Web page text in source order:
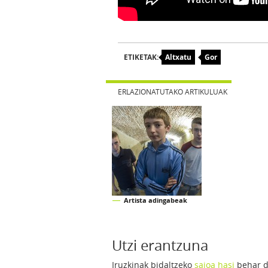
ETIKETAK: Altxatu Gor
ERLAZIONATUTAKO ARTIKULUAK
Artista adingabeak
Utzi erantzuna
Iruzkinak bidaltzeko saioa hasi behar